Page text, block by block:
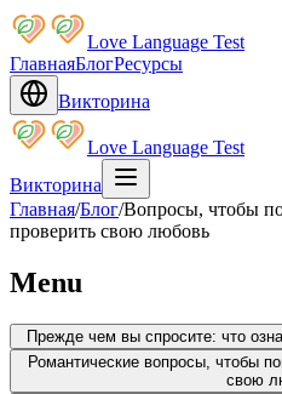
Love Language Test
ГлавнаяБлогРесурсы
Викторина
Love Language Test
Викторина
Главная/Блог/Вопросы, чтобы
проверить свою любовь
Menu
Прежде чем вы спросите: что
Романтические вопросы, чтобы
свою